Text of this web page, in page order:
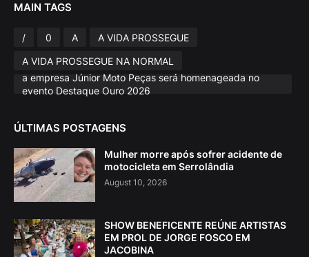
MAIN TAGS
/ 0 A
A VIDA PROSSEGUE
A VIDA PROSSEGUE NA NORMAL
a empresa Júnior Moto Peças será homenageada no
evento Destaque Ouro 2026
ÚLTIMAS POSTAGENS
Mulher morre após sofrer acidente de
motocicleta em Serrolândia
August 10, 2026
SHOW BENEFICENTE REÚNE ARTISTAS
EM PROL DE JORGE FOSCO EM
JACOBINA